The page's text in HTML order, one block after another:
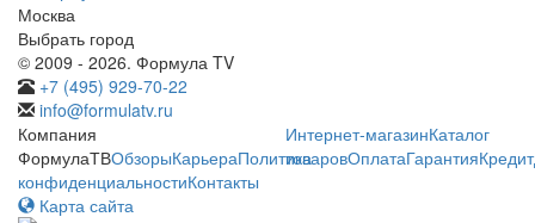
Москва
Выбрать город
© 2009 - 2026. Формула TV
+7 (495) 929-70-22
info@formulatv.ru
Компания
ФормулаТВОбзорыКарьераПолитика
конфиденциальностиКонтакты
Интернет-магазинКаталог
товаровОплатаГарантияКредит
Карта сайта